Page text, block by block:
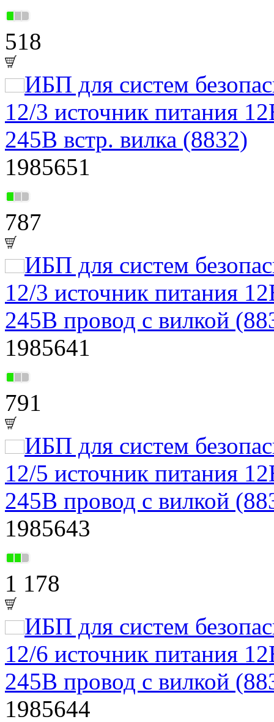
518
ИБП для систем
12/3 источник питания
245В встр. вилка (8832)
1985651
787
ИБП для систем
12/3 источник питания
245В провод с вилкой
1985641
791
ИБП для систем
12/5 источник питания
245В провод с вилкой
1985643
1 178
ИБП для систем
12/6 источник питания
245В провод с вилкой
1985644